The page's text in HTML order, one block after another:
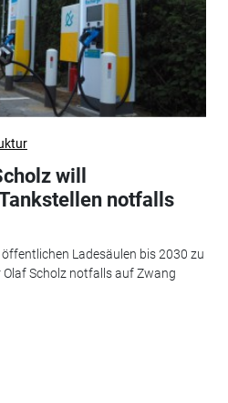
will
notfalls
Ladesäulen bis 2030 zu
Scholz notfalls auf Zwang